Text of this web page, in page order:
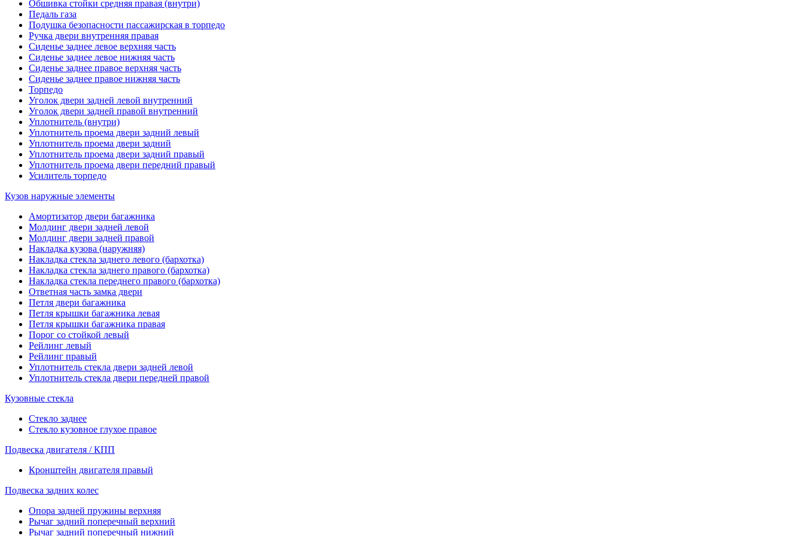
Обшивка стойки средняя правая (внутри)
Педаль газа
Подушка безопасности пассажирская в торпедо
Ручка двери внутренняя правая
Сиденье заднее левое верхняя часть
Сиденье заднее левое нижняя часть
Сиденье заднее правое верхняя часть
Сиденье заднее правое нижняя часть
Торпедо
Уголок двери задней левой внутренний
Уголок двери задней правой внутренний
Уплотнитель (внутри)
Уплотнитель проема двери задний левый
Уплотнитель проема двери задний
Уплотнитель проема двери задний правый
Уплотнитель проема двери передний правый
Усилитель торпедо
Кузов наружные элементы
Амортизатор двери багажника
Молдинг двери задней левой
Молдинг двери задней правой
Накладка кузова (наружняя)
Накладка стекла заднего левого (бархотка)
Накладка стекла заднего правого (бархотка)
Накладка стекла переднего правого (бархотка)
Ответная часть замка двери
Петля двери багажника
Петля крышки багажника левая
Петля крышки багажника правая
Порог со стойкой левый
Рейлинг левый
Рейлинг правый
Уплотнитель стекла двери задней левой
Уплотнитель стекла двери передней правой
Кузовные стекла
Стекло заднее
Стекло кузовное глухое правое
Подвеска двигателя / КПП
Кронштейн двигателя правый
Подвеска задних колес
Опора задней пружины верхняя
Рычаг задний поперечный верхний
Рычаг задний поперечный нижний